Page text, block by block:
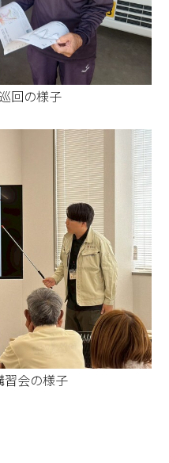
回の様子
習会の様子